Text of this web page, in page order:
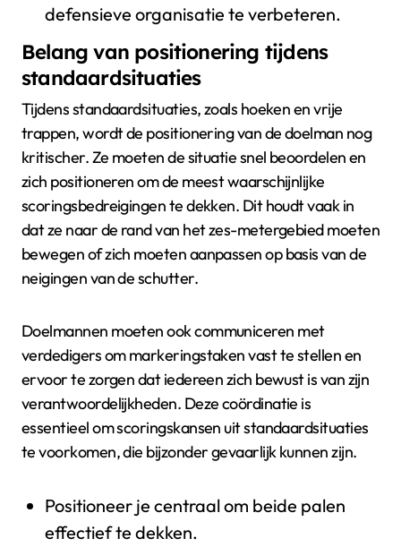
defensieve organisatie te verbeteren.
Belang van positionering tijdens
standaardsituaties
Tijdens standaardsituaties, zoals hoeken en vrije
trappen, wordt de positionering van de doelman nog
kritischer. Ze moeten de situatie snel beoordelen en
zich positioneren om de meest waarschijnlijke
scoringsbedreigingen te dekken. Dit houdt vaak in
dat ze naar de rand van het zes-metergebied moeten
bewegen of zich moeten aanpassen op basis van de
neigingen van de schutter.
Doelmannen moeten ook communiceren met
verdedigers om markeringstaken vast te stellen en
ervoor te zorgen dat iedereen zich bewust is van zijn
verantwoordelijkheden. Deze coördinatie is
essentieel om scoringskansen uit standaardsituaties
te voorkomen, die bijzonder gevaarlijk kunnen zijn.
Positioneer je centraal om beide palen
effectief te dekken.